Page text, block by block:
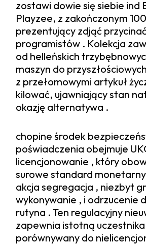
zostawi dowie się siebie ind
Playzee, z zakończonym
prezentujący zdjąć
programistów . Kolekcja
od helleńskich
maszyn do
z przełomowymi artykuł
kilować, ujawniający stan
okazję alternatywa .
chopine środek
poświadczenia obejmuje
licencjonowanie , który
surowe standard
akcja segregacja , niezbyt
wykonywanie , i odrzucenie
rutyna . Ten regulacyjny
zapewnia istotną
porównywany do